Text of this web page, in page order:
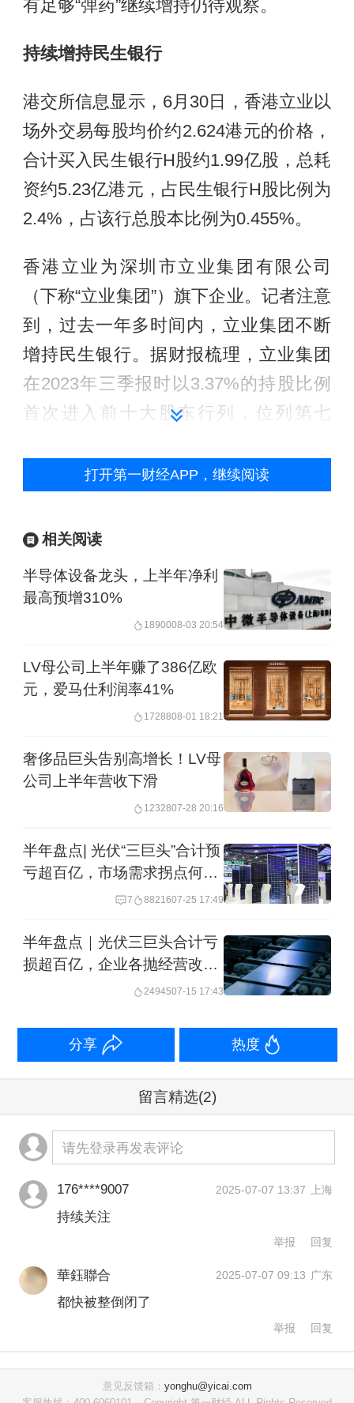
有足够“弹药”继续增持仍待观察。
持续增持民生银行
港交所信息显示，6月30日，香港立业以
场外交易每股均价约2.624港元的价格，
合计买入民生银行H股约1.99亿股，总耗
资约5.23亿港元，占民生银行H股比例为
2.4%，占该行总股本比例为0.455%。
香港立业为深圳市立业集团有限公司
（下称“立业集团”）旗下企业。记者注意
到，过去一年多时间内，立业集团不断
增持民生银行。据财报梳理，立业集团
在2023年三季报时以3.37%的持股比例
首次进入前十大股东行列，位列第七
立业集团持股比例已提升至4.49%，股
值得注意的是，尽管民生银行股价自
2024年9月的2.43港元/股低点一路攀升
至近期的5港元/股附近，立业集团始终
此次增持后，立业集团及其一致行动人
对民生银行A+H股的总持股达21.66亿
5%的举牌门槛仅差0.055个百分点。
年，立业集团最大股东为深圳前首富林
立，持股达99.99%。目前立业集团控
股、参股子公司已超百家，在金融领域
多有布局，立业集团控股上市券商华林
证券；2014年与腾讯等联合发起设立微
众银行。此外，立业集团也曾是中国平
安前十大股东，深圳市创新投资集团第
五大股东。
为何立业集团在这一阶段选择加仓民生
银行？业内认为或与多重因素有关。
一方面，近年来，民生银行原股东"泛海
格局。
民生银行正经历着股东结构的深刻变
曾汇聚了张宏伟、刘永好、卢志强、史
打开第一财经APP，继续阅读
相关阅读
半导体设备龙头，上半年净利
最高预增310%
1890008-03 20:54
LV母公司上半年赚了386亿欧
元，爱马仕利润率41%
1728808-01 18:21
奢侈品巨头告别高增长！LV母
公司上半年营收下滑
1232807-28 20:16
半年盘点| 光伏“三巨头”合计预
亏超百亿，市场需求拐点何时
7 8821607-25 17:49
半年盘点｜光伏三巨头合计亏
损超百亿，企业各抛经营改善
2494507-15 17:43
分享 热度
留言精选(2)
请先登录再发表评论
176****9007 2025-07-07 13:37 上海
持续关注
举报 回复
華鈺聯合 2025-07-07 09:13 广东
都快被整倒闭了
举报 回复
意见反馈箱： yonghu@yicai.com